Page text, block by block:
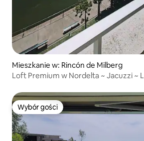
Mieszkanie w: Rincón de Milberg
Loft Premium w Nordelta ~ Jacuzzi ~
Wybór gości
Wybór gości